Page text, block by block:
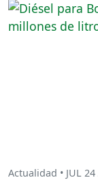
Actualidad • JUL